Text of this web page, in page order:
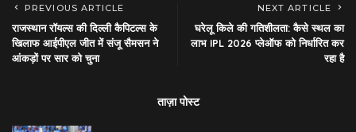
PREVIOUS ARTICLE
राजस्थान रॉयल्स की दिल्ली कैपिटल्स के
खिलाफ आईपीएल जीत में संजू सैमसन ने
आंकड़ों पर सार को चुना
NEXT ARTICLE
घरेलू किले की गतिशीलता: कैसे स्थल का
लाभ IPL 2026 प्लेऑफ को निर्धारित कर
रहा है
ताज़ा पोस्ट